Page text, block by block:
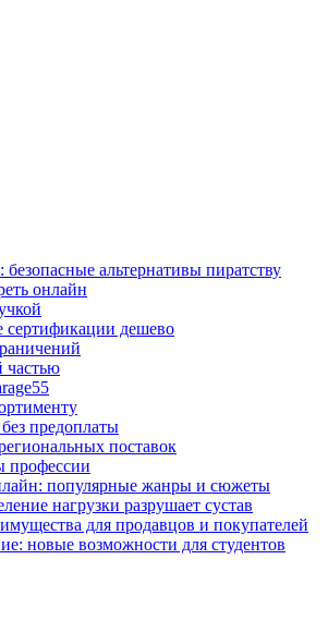
альтернативы пиратству
онлайн
дешево
частью
предоплаты
поставок
профессии
популярные жанры и сюжеты
нагрузки разрушает сустав
для продавцов и покупателей
новые возможности для студентов